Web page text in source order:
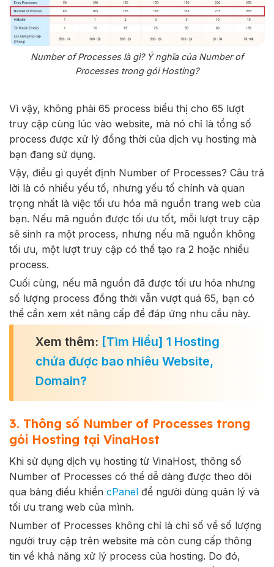
Number of Processes là gì? Ý nghĩa của Number of
Processes trong gói Hosting?
Vì vậy, không phải 65 process biểu thị cho 65 lượt
truy cập cùng lúc vào website, mà nó chỉ là tổng số
process được xử lý đồng thời của dịch vụ hosting mà
bạn đang sử dụng.
Vậy, điều gì quyết định Number of Processes? Câu trả
lời là có nhiều yếu tố, nhưng yếu tố chính và quan
trọng nhất là việc tối ưu hóa mã nguồn trang web của
bạn. Nếu mã nguồn được tối ưu tốt, mỗi lượt truy cập
sẽ sinh ra một process, nhưng nếu mã nguồn không
tối ưu, một lượt truy cập có thể tạo ra 2 hoặc nhiều
process.
Cuối cùng, nếu mã nguồn đã được tối ưu hóa nhưng
số lượng process đồng thời vẫn vượt quá 65, bạn có
thể cần xem xét nâng cấp để đáp ứng nhu cầu này.
Xem thêm: [Tìm Hiểu] 1 Hosting
chứa được bao nhiêu Website,
Domain?
3. Thông số Number of Processes trong
gói Hosting tại VinaHost
Khi sử dụng dịch vụ hosting từ VinaHost, thông số
Number of Processes có thể dễ dàng được theo dõi
qua bảng điều khiển cPanel để người dùng quản lý và
tối ưu trang web của mình.
Number of Processes không chỉ là chỉ số về số lượng
người truy cập trên website mà còn cung cấp thông
tin về khả năng xử lý process của hosting. Do đó,